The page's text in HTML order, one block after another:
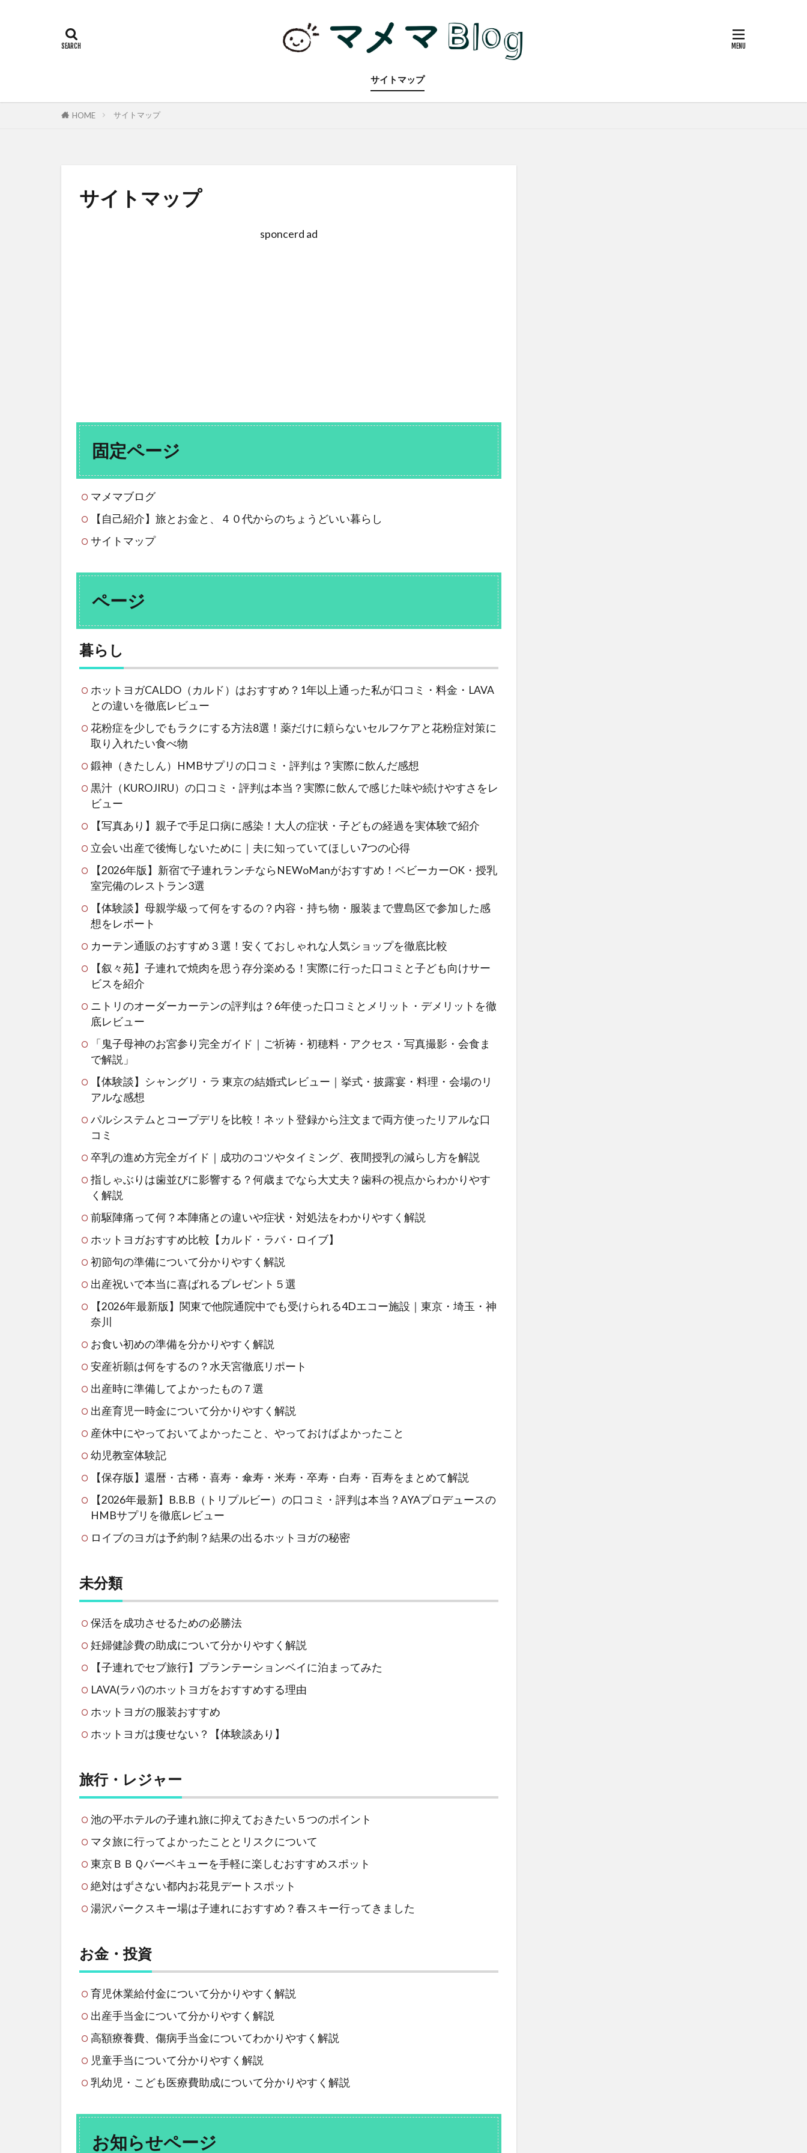
サイトマップ
HOME サイトマップ
サイトマップ
sponcerd ad
固定ページ
マメマブログ
【自己紹介】旅とお金と、４０代からのちょうどいい暮らし
サイトマップ
ページ
暮らし
ホットヨガCALDO（カルド）はおすすめ？1年以上通った私が口コミ・料金・LAVA
との違いを徹底レビュー
花粉症を少しでもラクにする方法8選！薬だけに頼らないセルフケアと花粉症対策に
取り入れたい食べ物
鍛神（きたしん）HMBサプリの口コミ・評判は？実際に飲んだ感想
黒汁（KUROJIRU）の口コミ・評判は本当？実際に飲んで感じた味や続けやすさをレ
ビュー
【写真あり】親子で手足口病に感染！大人の症状・子どもの経過を実体験で紹介
立会い出産で後悔しないために｜夫に知っていてほしい7つの心得
【2026年版】新宿で子連れランチならNEWoManがおすすめ！ベビーカーOK・授乳
室完備のレストラン3選
【体験談】母親学級って何をするの？内容・持ち物・服装まで豊島区で参加した感
想をレポート
カーテン通販のおすすめ３選！安くておしゃれな人気ショップを徹底比較
【叙々苑】子連れで焼肉を思う存分楽める！実際に行った口コミと子ども向けサー
ビスを紹介
ニトリのオーダーカーテンの評判は？6年使った口コミとメリット・デメリットを徹
底レビュー
「鬼子母神のお宮参り完全ガイド｜ご祈祷・初穂料・アクセス・写真撮影・会食ま
で解説」
【体験談】シャングリ・ラ 東京の結婚式レビュー｜挙式・披露宴・料理・会場のリ
アルな感想
パルシステムとコープデリを比較！ネット登録から注文まで両方使ったリアルな口
コミ
卒乳の進め方完全ガイド｜成功のコツやタイミング、夜間授乳の減らし方を解説
指しゃぶりは歯並びに影響する？何歳までなら大丈夫？歯科の視点からわかりやす
く解説
前駆陣痛って何？本陣痛との違いや症状・対処法をわかりやすく解説
ホットヨガおすすめ比較【カルド・ラバ・ロイブ】
初節句の準備について分かりやすく解説
出産祝いで本当に喜ばれるプレゼント５選
【2026年最新版】関東で他院通院中でも受けられる4Dエコー施設｜東京・埼玉・神
奈川
お食い初めの準備を分かりやすく解説
安産祈願は何をするの？水天宮徹底リポート
出産時に準備してよかったもの７選
出産育児一時金について分かりやすく解説
産休中にやっておいてよかったこと、やっておけばよかったこと
幼児教室体験記
【保存版】還暦・古稀・喜寿・傘寿・米寿・卒寿・白寿・百寿をまとめて解説
【2026年最新】B.B.B（トリプルビー）の口コミ・評判は本当？AYAプロデュースの
HMBサプリを徹底レビュー
ロイブのヨガは予約制？結果の出るホットヨガの秘密
未分類
保活を成功させるための必勝法
妊婦健診費の助成について分かりやすく解説
【子連れでセブ旅行】プランテーションベイに泊まってみた
LAVA(ラバ)のホットヨガをおすすめする理由
ホットヨガの服装おすすめ
ホットヨガは痩せない？【体験談あり】
旅行・レジャー
池の平ホテルの子連れ旅に抑えておきたい５つのポイント
マタ旅に行ってよかったこととリスクについて
東京ＢＢＱバーベキューを手軽に楽しむおすすめスポット
絶対はずさない都内お花見デートスポット
湯沢パークスキー場は子連れにおすすめ？春スキー行ってきました
お金・投資
育児休業給付金について分かりやすく解説
出産手当金について分かりやすく解説
高額療養費、傷病手当金についてわかりやすく解説
児童手当について分かりやすく解説
乳幼児・こども医療費助成について分かりやすく解説
お知らせページ